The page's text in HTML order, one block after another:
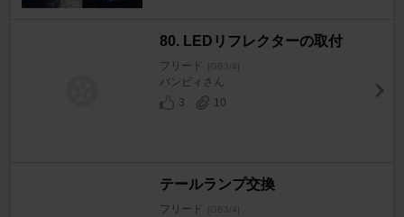
80. LEDリフレクターの取付
フリード [GB3/4]
バンビィさん
3
10
テールランプ交換
フリード [GB3/4]